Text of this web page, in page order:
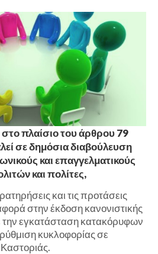
πλαίσιο του άρθρου 79
σε δημόσια διαβούλευση
και επαγγελματικούς
και πολίτες,
και τις προτάσεις
στην έκδοση κανονιστικής
εγκατάσταση κατακόρυφων
κυκλοφορίας σε